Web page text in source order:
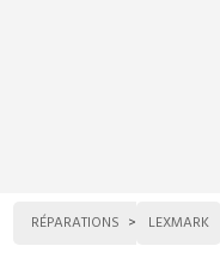
RÉPARATIONS LEXMARK